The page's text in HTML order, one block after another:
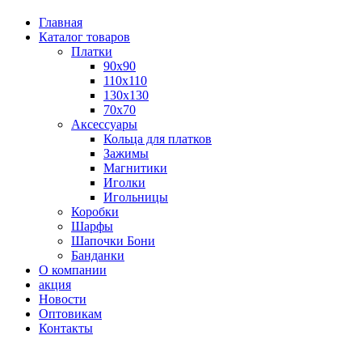
Главная
Каталог товаров
Платки
90x90
110x110
130x130
70х70
Аксессуары
Кольца для платков
Зажимы
Магнитики
Иголки
Игольницы
Коробки
Шарфы
Шапочки Бони
Банданки
О компании
акция
Новости
Оптовикам
Контакты